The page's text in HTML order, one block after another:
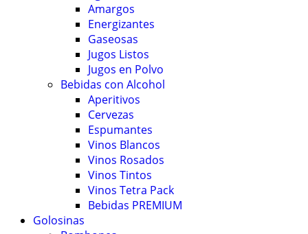
Amargos
Energizantes
Gaseosas
Jugos Listos
Jugos en Polvo
Bebidas con Alcohol
Aperitivos
Cervezas
Espumantes
Vinos Blancos
Vinos Rosados
Vinos Tintos
Vinos Tetra Pack
Bebidas PREMIUM
Golosinas